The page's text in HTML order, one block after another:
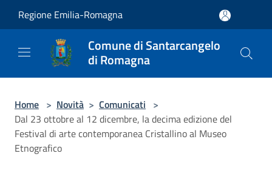
Regione Emilia-Romagna
Comune di Santarcangelo
di Romagna
Home > Novità > Comunicati >
Dal 23 ottobre al 12 dicembre, la decima edizione del
Festival di arte contemporanea Cristallino al Museo
Etnografico